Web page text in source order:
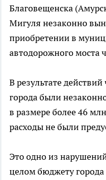
Благовещенска
Мигуля незаконно
приобретении в
автодорожного моста
В результате
города были
в размере более 46
расходы не были
Это одно из
целом бюджету